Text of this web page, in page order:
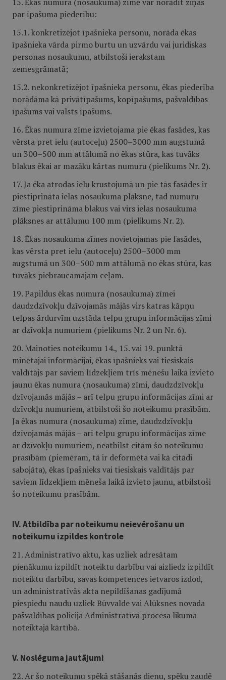
par īpašuma piederību:
15.1. konkretizējot īpašnieka personu, norāda ēkas
īpašnieka vārda pirmo burtu un uzvārdu vai juridiskas
personas nosaukumu, atbilstoši ierakstam
zemesgrāmatā;
15.2. nekonkretizējot īpašnieka personu, ēkas piederība
norādāma kā privātīpašums, kopīpašums, pašvaldības
īpašums vai valsts īpašums.
16. Ēkas numura zīme izvietojama pie ēkas fasādes, kas
vērsta pret ielu (autoceļu) 2500–3000 mm augstumā
un 300–500 mm attālumā no ēkas stūra, kas tuvāks
blakus ēkai ar mazāku kārtas numuru (pielikums Nr. 2).
17. Ja ēka atrodas ielu krustojumā un pie tās fasādes ir
piestiprināta ielas nosaukuma plāksne, tad numuru
zīme piestiprināma blakus vai virs ielas nosaukuma
plāksnes ar attālumu 100 mm (pielikums Nr. 2).
18. Ēkas nosaukuma zīmes novietojamas pie fasādes,
kas vērsta pret ielu (autoceļu) 2500–3000 mm
augstumā un 300–500 mm attālumā no ēkas stūra, kas
tuvāks piebraucamajam ceļam.
19. Papildus ēkas numura (nosaukuma) zīmei
daudzdzīvokļu dzīvojamās mājās virs katras kāpņu
telpas ārdurvīm uzstāda telpu grupu informācijas zīmi
ar dzīvokļa numuriem (pielikums Nr. 2 un Nr. 6).
20. Mainoties noteikumu 14., 15. vai 19. punktā
minētajai informācijai, ēkas īpašnieks vai tiesiskais
valdītājs par saviem līdzekļiem trīs mēnešu laikā izvieto
jaunu ēkas numura (nosaukuma) zīmi, daudzdzīvokļu
dzīvojamās mājās – arī telpu grupu informācijas zīmi ar
dzīvokļu numuriem, atbilstoši šo noteikumu prasībām.
Ja ēkas numura (nosaukuma) zīme, daudzdzīvokļu
dzīvojamās mājās – arī telpu grupu informācijas zīme
ar dzīvokļu numuriem, neatbilst citām šo noteikumu
prasībām (piemēram, tā ir deformēta vai kā citādi
sabojāta), ēkas īpašnieks vai tiesiskais valdītājs par
saviem līdzekļiem mēneša laikā izvieto jaunu, atbilstoši
šo noteikumu prasībām.
IV. Atbildība par noteikumu neievērošanu un
noteikumu izpildes kontrole
21. Administratīvo aktu, kas uzliek adresātam
pienākumu izpildīt noteiktu darbību vai aizliedz izpildīt
noteiktu darbību, savas kompetences ietvaros izdod,
un administratīvās akta nepildīšanas gadījumā
piespiedu naudu uzliek Būvvalde vai Alūksnes novada
pašvaldības policija Administratīvā procesa likuma
noteiktajā kārtībā.
V. Noslēguma jautājumi
22. Ar šo noteikumu spēkā stāšanās dienu, spēku zaudē